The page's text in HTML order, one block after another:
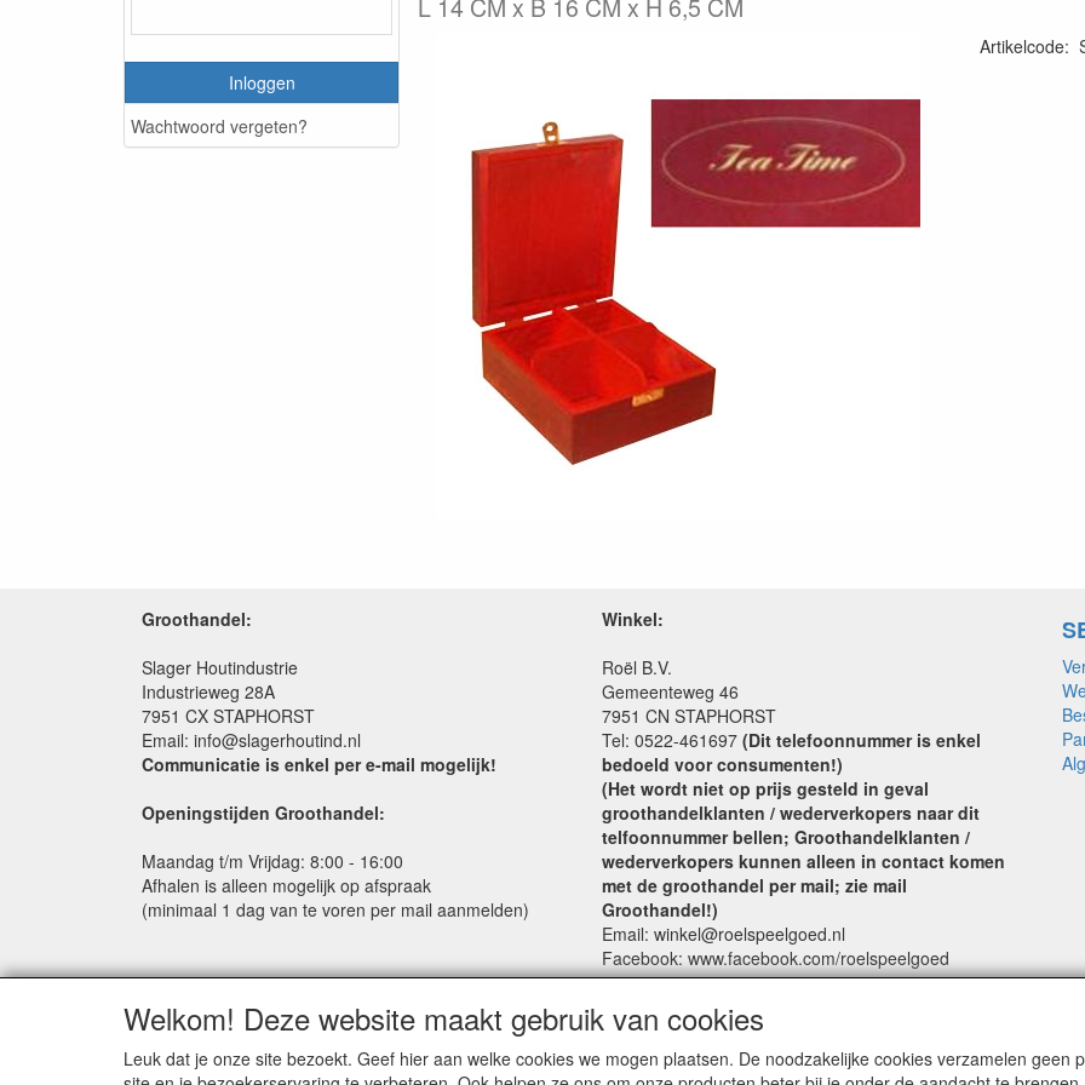
Inloggen
Wachtwoord vergeten?
L 14 CM x B 16 CM x H 6,5 CM
Artikelcode:
Groothandel:
Slager Houtindustrie
Industrieweg 28A
7951 CX STAPHORST
Email: info@slagerhoutind.nl
Communicatie is enkel per e-mail mogelijk!
Openingstijden Groothandel:
Maandag t/m Vrijdag: 8:00 - 16:00
Afhalen is alleen mogelijk op afspraak
(minimaal 1 dag van te voren per mail aanmelden)
Winkel:
Roël B.V.
Gemeenteweg 46
7951 CN STAPHORST
Tel: 0522-461697 (Dit telefoonnummer is enkel
bedoeld voor consumenten!)
(Het wordt niet op prijs gesteld in geval
groothandelklanten / wederverkopers naar dit
telfoonnummer bellen; Groothandelklanten /
wederverkopers kunnen alleen in contact komen
met de groothandel per mail; zie mail
Groothandel!)
Email: winkel@roelspeelgoed.nl
Facebook: www.facebook.com/roelspeelgoed
Openingstijden Winkel:
Maandag t/m Vrijdag: 9:00 - 17:30
Zaterdag: 9:00 - 17:00
Welkom! Deze website maakt gebruik van cookies
Leuk dat je onze site bezoekt. Geef hier aan welke cookies we mogen plaatsen. De noodzakelijke cookies verzamelen